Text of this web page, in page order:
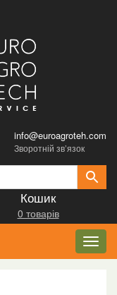
info@euroagroteh.com
Зворотній зв’язок
Кошик
0 товарів